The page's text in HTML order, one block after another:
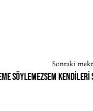
Sonraki